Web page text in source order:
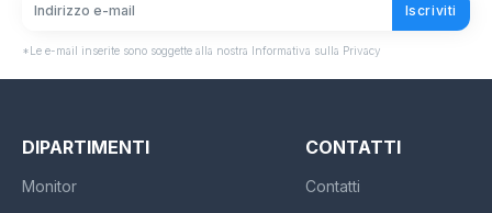
Iscriviti
*Le e-mail inserite sono soggette alla nostra Informativa sulla Privacy
DIPARTIMENTI
Monitor
CONTATTI
Contatti